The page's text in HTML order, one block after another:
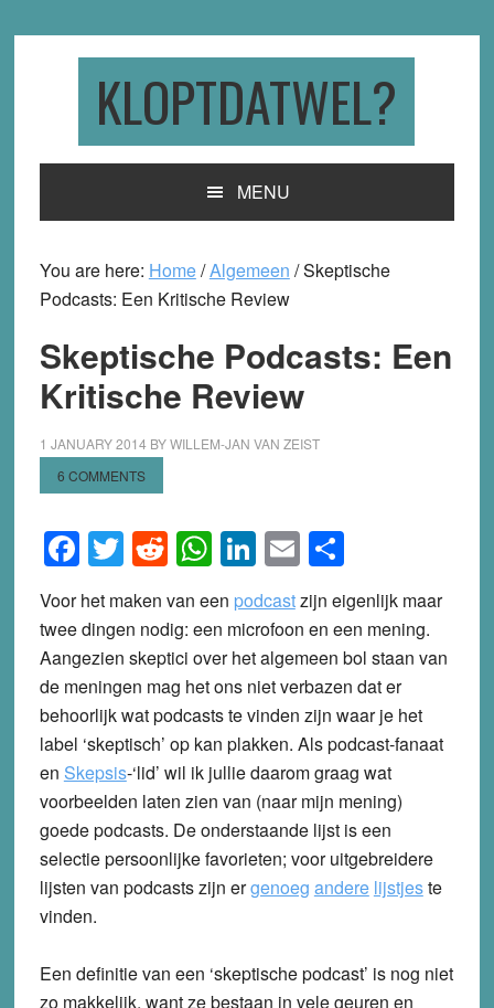
KLOPTDATWEL?
MENU
You are here: Home/Algemeen /Skeptische
Podcasts: Een Kritische Review
Skeptische Podcasts: Een
Kritische Review
1 JANUARY 2014 BYWILLEM-JAN VAN ZEIST
6 COMMENTS
Facebook
Twitter
Reddit
WhatsApp
LinkedIn
EmailShare
Voor het maken van een podcastzijn eigenlijk maar
twee dingen nodig: een microfoon en een mening.
Aangezien skeptici over het algemeen bol staan van
de meningen mag het ons niet verbazen dat er
behoorlijk wat podcasts te vinden zijn waar je het
label ‘skeptisch’ op kan plakken. Als podcast-fanaat
en Skepsis-‘lid’ wil ik jullie daarom graag wat
voorbeelden laten zien van (naar mijn mening)
goede podcasts. De onderstaande lijst is een
selectie persoonlijke favorieten; voor uitgebreidere
lijsten van podcasts zijn ergenoeg andere lijstjeste
vinden.
Een definitie van een ‘skeptische podcast’ is nog niet
zo makkelijk, want ze bestaan in vele geuren en